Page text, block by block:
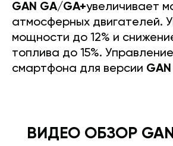
GAN GA/GA+увеличивает
атмосферных двигателей.
мощности до 12% и
топлива до 15%.
смартфона для версии
ВИДЕО ОБЗОР